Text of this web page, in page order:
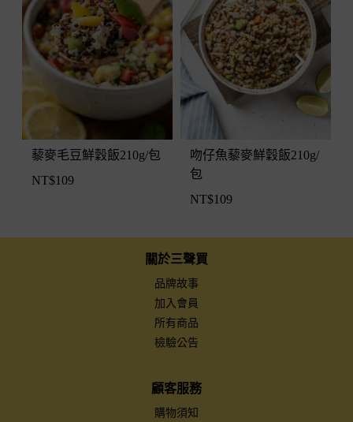
藜麥毛豆鮮穀飯210g/包
NT$109
吻仔魚藜麥鮮穀飯210g/
包
NT$109
關於三聲買
品牌故事
加入會員
所有商品
檢驗公告
顧客服務
購物須知